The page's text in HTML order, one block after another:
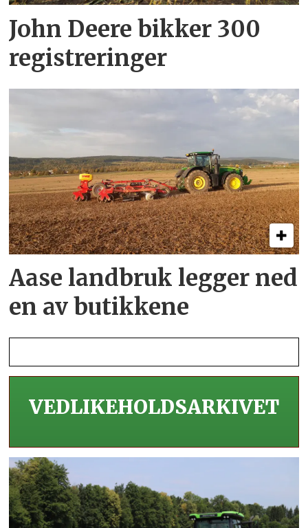
John Deere bikker 300
registreringer
Aase landbruk legger ned
en av butikkene
VEDLIKEHOLDS­ARKIVET